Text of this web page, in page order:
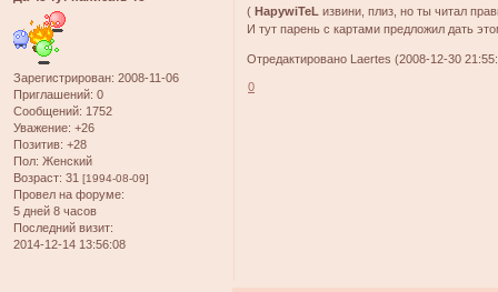
Зарегистрирован: 2008-11-06
Приглашений: 0
Сообщений: 1752
Уважение: +26
Позитив: +28
Пол: Женский
Возраст: 31 [1994-08-09]
Провел на форуме:
5 дней 8 часов
Последний визит:
2014-12-14 13:56:08
(HapywiTeL извини, плиз, но ты читал
И тут парень с картами предложил дать
Отредактировано Laertes (2008-12-30
0